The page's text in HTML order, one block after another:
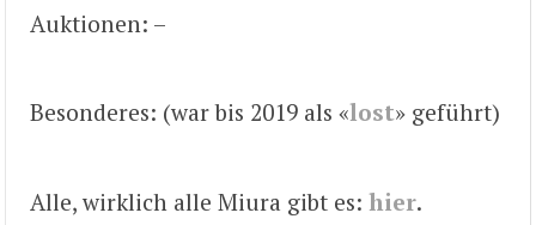
Auktionen: –
Besonderes: (war bis 2019 als «lost» geführt)
Alle, wirklich alle Miura gibt es: hier.